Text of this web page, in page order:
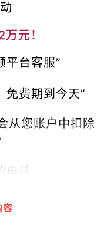
元！
平台客服”
免费期到今天”
从您账户中扣除
电话
陷入了诈骗陷阱
容